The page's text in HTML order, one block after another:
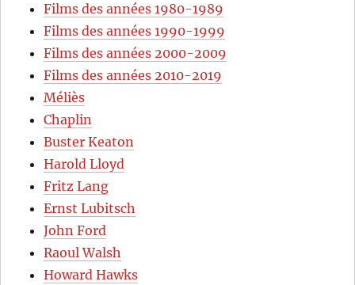
Films des années 1980-1989
Films des années 1990-1999
Films des années 2000-2009
Films des années 2010-2019
Méliès
Chaplin
Buster Keaton
Harold Lloyd
Fritz Lang
Ernst Lubitsch
John Ford
Raoul Walsh
Howard Hawks